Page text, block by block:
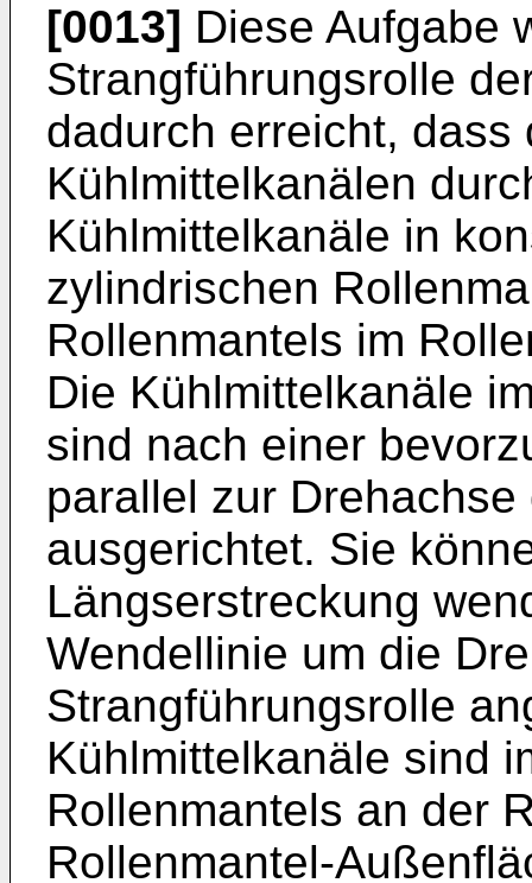
[0013] Diese Aufgabe
Strangführungsrolle
dadurch erreicht,
Kühlmittelkanälen
Kühlmittelkanäle in
zylindrischen
Rollenmantels im
Die Kühlmittelkanäle
sind nach einer
parallel zur
ausgerichtet. Sie
Längserstreckung
Wendellinie um die
Strangführungsrolle
Kühlmittelkanäle sind
Rollenmantels an der
Rollenmantel-